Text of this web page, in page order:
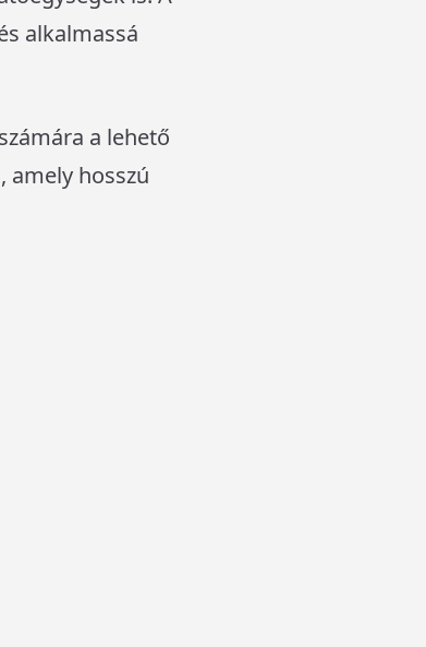
alkalmassá
a lehető
amely hosszú